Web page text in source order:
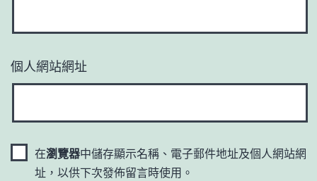
個人網站網址
在瀏覽器中儲存顯示名稱、電子郵件地址及個人網站網
址，以供下次發佈留言時使用。